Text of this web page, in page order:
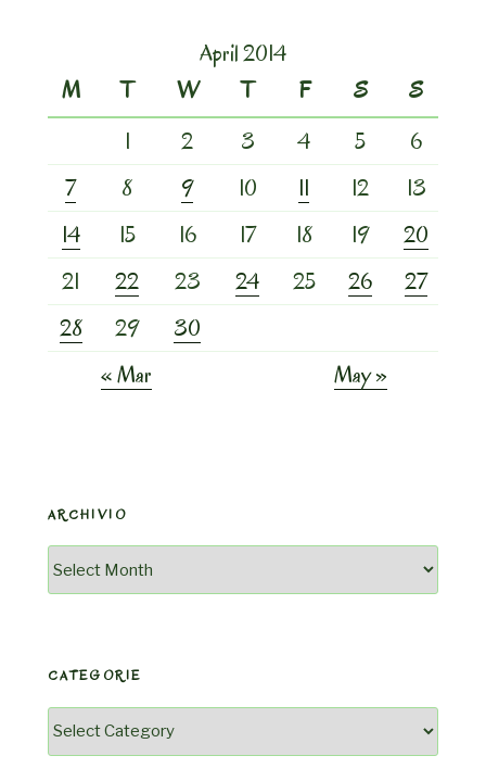
April 2014
M
T W T F S
S
1
2 3 4 5
6
7
8 9 10 11 12
13
14
15 16 17 18 19
20
21
22 23 24 25 26
27
28
29
30
« Mar
May »
ARCHIVIO
Archivio
CATEGORIE
Categorie